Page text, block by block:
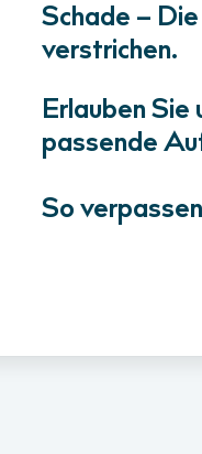
Schade –
verstrichen.
Erlauben Sie
passende
So